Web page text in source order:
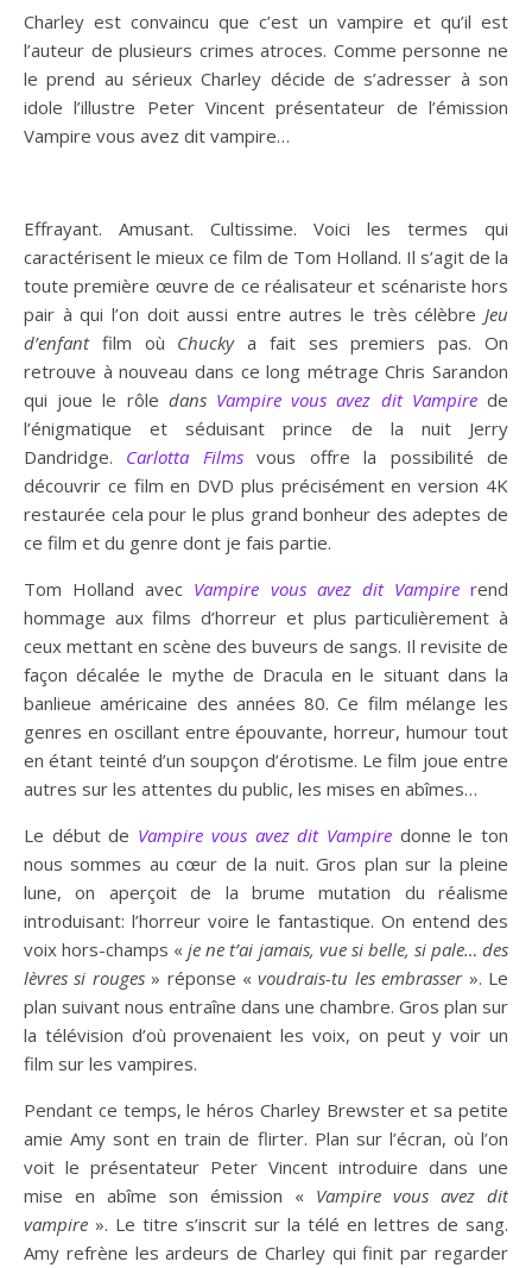
Charley est convaincu que c’est un vampire et qu’il est
l’auteur de plusieurs crimes atroces. Comme personne ne
le prend au sérieux Charley décide de s’adresser à son
idole l’illustre Peter Vincent présentateur de l’émission
Vampire vous avez dit vampire…
Effrayant. Amusant. Cultissime. Voici les termes qui
caractérisent le mieux ce film de Tom Holland. Il s’agit de la
toute première œuvre de ce réalisateur et scénariste hors
pair à qui l’on doit aussi entre autres le très célèbre Jeu
d’enfantfilm où Chuckya fait ses premiers pas. On
retrouve à nouveau dans ce long métrage Chris Sarandon
qui joue le rôle dans Vampire vous avez dit Vampire de
l’énigmatique et séduisant prince de la nuit Jerry
Dandridge. Carlotta Filmsvous offre la possibilité de
découvrir ce film en DVD plus précisément en version 4K
restaurée cela pour le plus grand bonheur des adeptes de
ce film et du genre dont je fais partie.
Tom Holland avec Vampire vous avez dit Vampirerend
hommage aux films d’horreur et plus particulièrement à
ceux mettant en scène des buveurs de sangs. Il revisite de
façon décalée le mythe de Dracula en le situant dans la
banlieue américaine des années 80. Ce film mélange les
genres en oscillant entre épouvante, horreur, humour tout
en étant teinté d’un soupçon d’érotisme. Le film joue entre
autres sur les attentes du public, les mises en abîmes…
Le début de Vampire vous avez dit Vampire donne le ton
nous sommes au cœur de la nuit. Gros plan sur la pleine
lune, on aperçoit de la brume mutation du réalisme
introduisant: l’horreur voire le fantastique. On entend des
voix hors-champs «je ne t’ai jamais, vue si belle, si pale… des
lèvres si rouges » réponse «voudrais-tu les embrasser». Le
plan suivant nous entraîne dans une chambre. Gros plan sur
la télévision d’où provenaient les voix, on peut y voir un
film sur les vampires.
Pendant ce temps, le héros Charley Brewster et sa petite
amie Amy sont en train de flirter. Plan sur l’écran, où l’on
voit le présentateur Peter Vincent introduire dans une
mise en abîme son émission « Vampire vous avez dit
vampire ». Le titre s’inscrit sur la télé en lettres de sang.
Amy refrène les ardeurs de Charley qui finit par regarder